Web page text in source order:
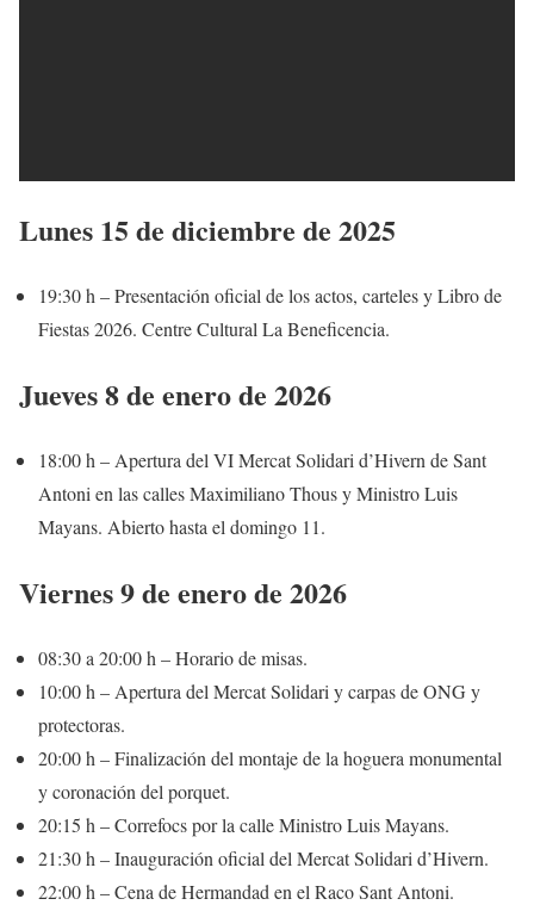
Lunes 15 de diciembre de 2025
19:30 h – Presentación oficial de los actos, carteles y Libro de
Fiestas 2026. Centre Cultural La Beneficencia.
Jueves 8 de enero de 2026
18:00 h – Apertura del VI Mercat Solidari d’Hivern de Sant
Antoni en las calles Maximiliano Thous y Ministro Luis
Mayans. Abierto hasta el domingo 11.
Viernes 9 de enero de 2026
08:30 a 20:00 h – Horario de misas.
10:00 h – Apertura del Mercat Solidari y carpas de ONG y
protectoras.
20:00 h – Finalización del montaje de la hoguera monumental
y coronación del porquet.
20:15 h – Correfocs por la calle Ministro Luis Mayans.
21:30 h – Inauguración oficial del Mercat Solidari d’Hivern.
22:00 h – Cena de Hermandad en el Raco Sant Antoni.